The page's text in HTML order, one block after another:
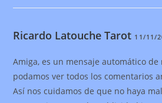
Ricardo Latouche Tarot 11/11/
Amiga, es un mensaje automático
podamos ver todos los comentarios
Así nos cuidamos de que no haya